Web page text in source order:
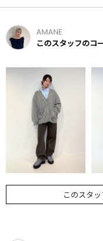
AMANE
このスタッフのコ
このスタ